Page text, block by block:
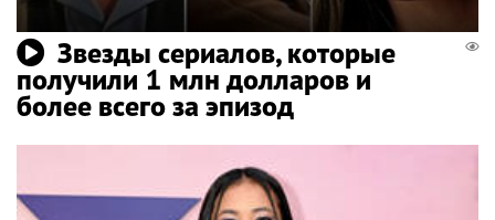
Звезды сериалов, которые
получили 1 млн долларов и
более всего за эпизод